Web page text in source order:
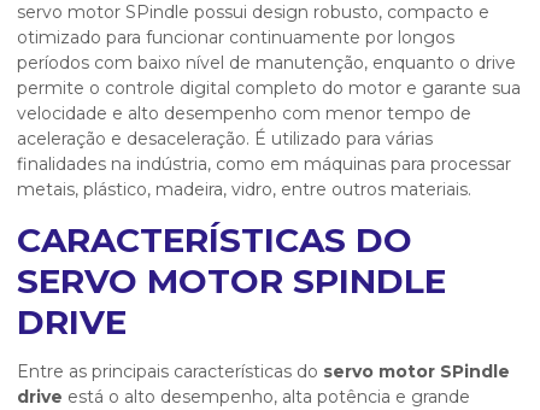
servo motor SPindle possui design robusto, compacto e
otimizado para funcionar continuamente por longos
períodos com baixo nível de manutenção, enquanto o drive
permite o controle digital completo do motor e garante sua
velocidade e alto desempenho com menor tempo de
aceleração e desaceleração. É utilizado para várias
finalidades na indústria, como em máquinas para processar
metais, plástico, madeira, vidro, entre outros materiais.
CARACTERÍSTICAS DO
SERVO MOTOR SPINDLE
DRIVE
Entre as principais características do servo motor SPindle
drive está o alto desempenho, alta potência e grande